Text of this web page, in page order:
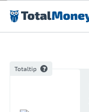
Preskočiť na obsah
Totaltip